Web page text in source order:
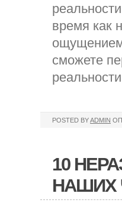
время как
ощущением
сможете
POSTED BYADMIN
10
НАШИХ